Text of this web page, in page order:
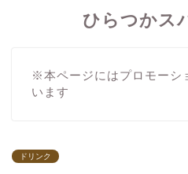
ひらつかス
※本ページにはプロモーシ
います
ドリンク